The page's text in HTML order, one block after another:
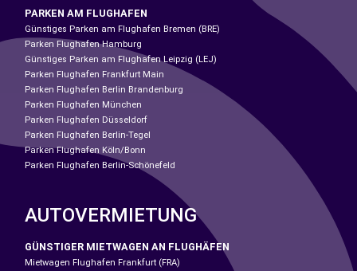
PARKEN AM FLUGHAFEN
Günstiges Parken am Flughafen Bremen (BRE)
Parken Flughafen Hamburg
Günstiges Parken am Flughafen Leipzig (LEJ)
Parken Flughafen Frankfurt Main
Parken Flughafen Berlin Brandenburg
Parken Flughafen München
Parken Flughafen Düsseldorf
Parken Flughafen Berlin-Tegel
Parken Flughafen Köln/Bonn
Parken Flughafen Berlin-Schönefeld
AUTOVERMIETUNG
GÜNSTIGER MIETWAGEN AN FLUGHÄFEN
Mietwagen Flughafen Frankfurt (FRA)